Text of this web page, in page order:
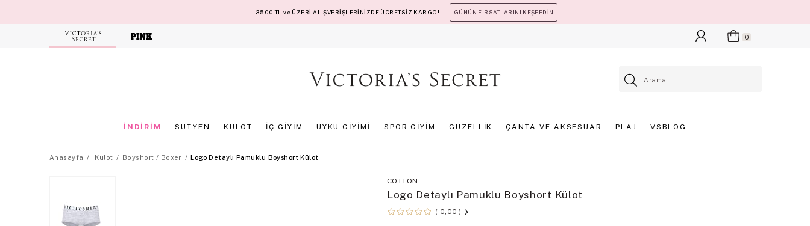
3500 TL ve ÜZERİ ALIŞVERİŞLERİNİZDE ÜCRETSİZ KARGO! GÜNÜN FIRSATLARINI KEŞFEDİN
Victoria's
Secret
0
İNDİRİM SÜTYEN KÜLOT İÇ GİYİM UYKU GİYİMİ SPOR GİYİM GÜZELLİK ÇANTA VE AKSESUAR PLAJ VSBLOG
Anasayfa Külot Boyshort / Boxer Logo Detaylı Pamuklu Boyshort Külot
COTTON
Logo Detaylı Pamuklu Boyshort Külot
0,00